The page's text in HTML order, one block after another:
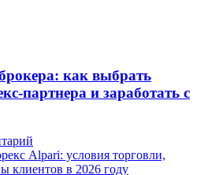
как выбрать
партнера и заработать с